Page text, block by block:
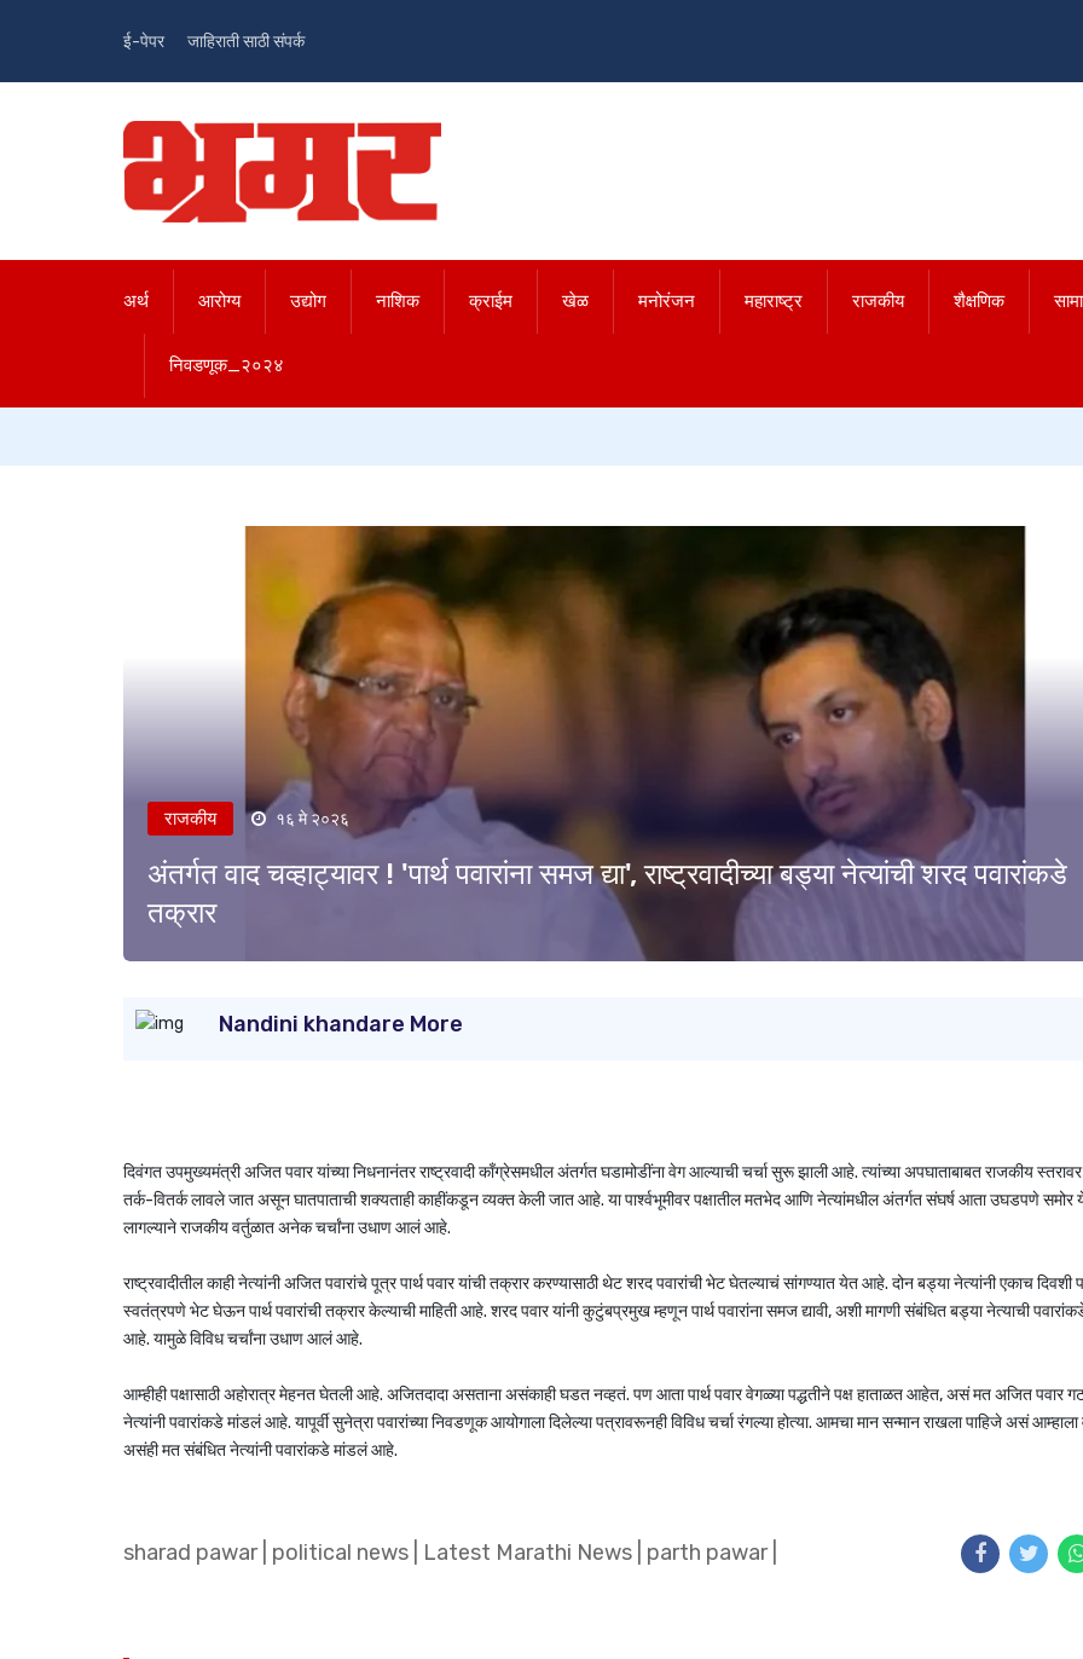
ई-पेपर जाहिराती साठी संपर्क
अर्थ आरोग्य उद्योग नाशिक क्राईम खेळ मनोरंजन महाराष्ट्र राजकीय शैक्षणिक
निवडणूक_२०२४
राजकीय १६ मे २०२६
अंतर्गत वाद चव्हाट्यावर ! 'पार्थ पवारांना समज द्या', राष्ट्रवादीच्या बड्या नेत्यांची शरद पवारांकडे
तक्रार
Nandini khandare More
दिवंगत उपमुख्यमंत्री अजित पवार यांच्या निधनानंतर राष्ट्रवादी काँग्रेसमधील अंतर्गत घडामोडींना वेग आल्याची चर्चा सुरू झाली आहे. त्यांच्या अपघाताबाबत राजकीय स्तरावर
तर्क-वितर्क लावले जात असून घातपाताची शक्यताही काहींकडून व्यक्त केली जात आहे. या पार्श्वभूमीवर पक्षातील मतभेद आणि नेत्यांमधील अंतर्गत संघर्ष आता उघडपणे
लागल्याने राजकीय वर्तुळात अनेक चर्चांना उधाण आलं आहे.
राष्ट्रवादीतील काही नेत्यांनी अजित पवारांचे पूत्र पार्थ पवार यांची तक्रार करण्यासाठी थेट शरद पवारांची भेट घेतल्याचं सांगण्यात येत आहे. दोन बड्या नेत्यांनी एकाच दिवशी
स्वतंत्रपणे भेट घेऊन पार्थ पवारांची तक्रार केल्याची माहिती आहे. शरद पवार यांनी कुटुंबप्रमुख म्हणून पार्थ पवारांना समज द्यावी, अशी मागणी संबंधित बड्या नेत्याची
आहे. यामुळे विविध चर्चांना उधाण आलं आहे.
आम्हीही पक्षासाठी अहोरात्र मेहनत घेतली आहे. अजितदादा असताना असंकाही घडत नव्हतं. पण आता पार्थ पवार वेगळ्या पद्धतीने पक्ष हाताळत आहेत, असं मत अजित पवार
नेत्यांनी पवारांकडे मांडलं आहे. यापूर्वी सुनेत्रा पवारांच्या निवडणूक आयोगाला दिलेल्या पत्रावरूनही विविध चर्चा रंगल्या होत्या. आमचा मान सन्मान राखला पाहिजे असं
असंही मत संबंधित नेत्यांनी पवारांकडे मांडलं आहे.
sharad pawar| political news Latest Marathi News parth pawar|